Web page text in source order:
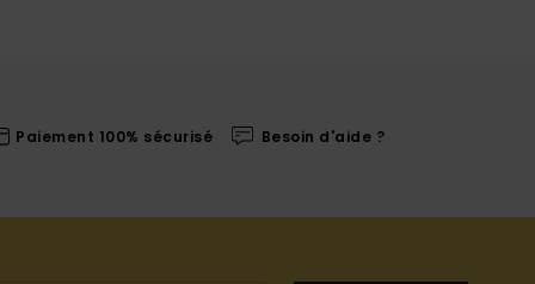
Paiement 100% sécurisé Besoin d'aide ?